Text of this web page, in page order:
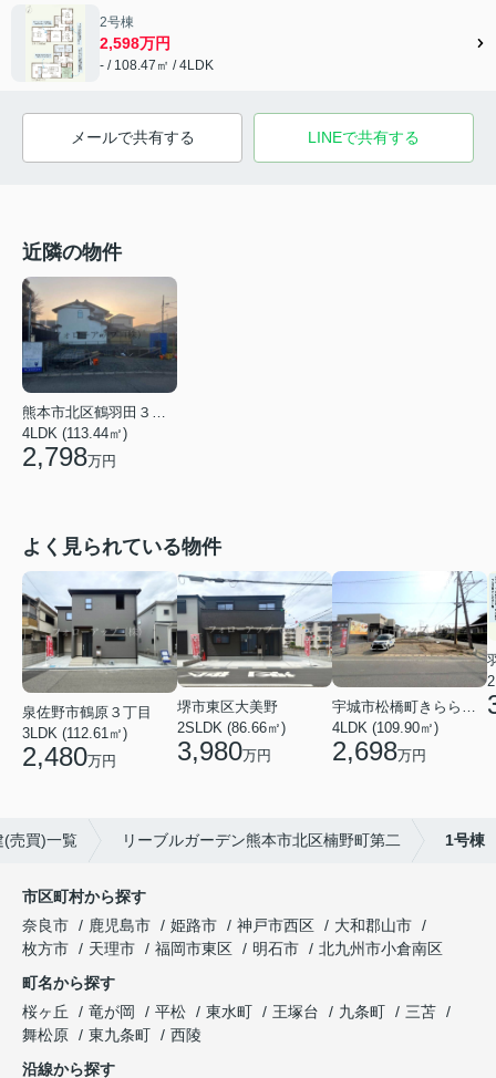
2号棟
2,598万円
- / 108.47㎡ / 4LDK
メールで共有する LINEで共有する
近隣の物件
熊本市北区鶴羽田３丁目
4LDK (113.44㎡)
2,798万円
よく見られている物件
泉佐野市鶴原３丁目
3LDK (112.61㎡)
2,480万円
堺市東区大美野
2SLDK (86.66㎡)
3,980万円
宇城市松橋町きらら３丁目
4LDK (109.90㎡)
2,698万円
(売買)一覧 リーブルガーデン熊本市北区楠野町第二 1号棟
市区町村から探す
奈良市
鹿児島市 姫路市 神戸市西区
大和郡山市
枚方市
天理市 福岡市東区 明石市
北九州市小倉南区
町名から探す
桜ヶ丘
竜が岡 平松 東水町 王塚台 九条町
三苫
舞松原
東九条町
西陵
沿線から探す